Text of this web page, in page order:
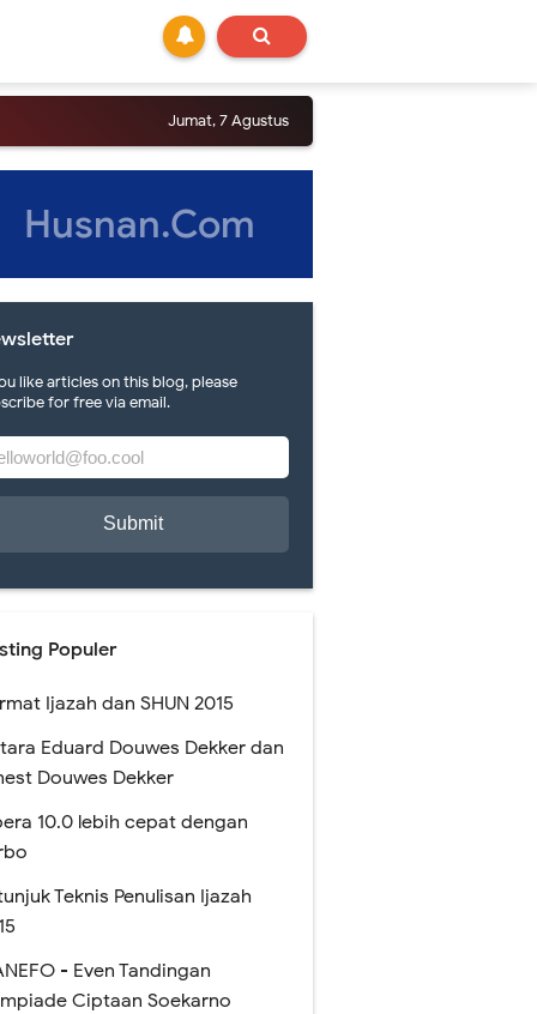
Jumat, 7 Agustus
Husnan.Com
like articles on this blog, please
for free via email.
Populer
Ijazah dan SHUN 2015
Eduard Douwes Dekker dan
Douwes Dekker
10.0 lebih cepat dengan
Teknis Penulisan Ijazah
- Even Tandingan
Ciptaan Soekarno